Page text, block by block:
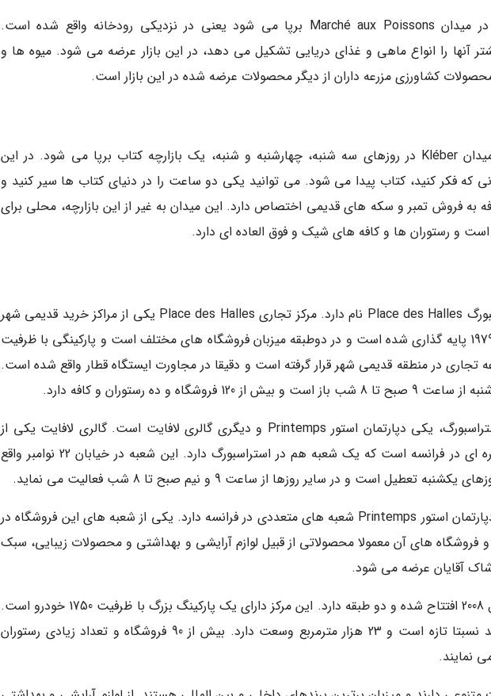
شنبه صبح ها این بازارچه در میدان Marché aux Poissons برپا می شود یعنی در نزدیکی رودخانه واقع شده است.
آنها را انواع ماهی و غذای دریایی تشکیل می دهد، در این بازار عرضه می شود. میوه ها و
محصولات کشاورزی مزرعه داران از دیگر محصولات عرضه شده در این بازار است.
در خیابان Hallebardes و میدان Kléber در روزهای سه شنبه، چهارشنبه و شنبه، یک بازارچه کتاب برپا می شود. در این
که فکر کنید، کتاب پیدا می شود. می توانید یکی دو ساعت را در دنیای کتاب ها سیر کنید و
به فروش تمبر و سکه های قدیمی اختصاص دارد. این میدان به غیر از این بازارچه، محلی برای
و رستوران ها و کافه های شیک و فوق العاده ای دارد.
مهم ترین مرکز خرید استراسبورگ Place des Halles نام دارد. مرکز تجاری Place des Halles یکی از مراکز خرید قدیمی شهر
است. این مجموعه در سال 1979 پایه گذاری شده است و در دوطبقه میزبان فروشگاه های مختلف است و پارکینگی با ظرفیت
تجاری در منطقه قدیمی شهر قرار گرفته است و دقیقا در مجاورت ایستگاه قطار واقع شده است.
و ده رستوران و کافه دارد.
دو دپارتمان استور اصلی استراسبورگ، یکی دپارتمان استور Printemps و دیگری گالری لافایت است. گالری لافایت یکی از
مجموعه فروشگاه های زنجیره ای در فرانسه است که یک شعبه هم در استراسبورگ دارد. این شعبه در خیابان 22 نوامبر واقع
است و در سایر روزها از ساعت 9 و نیم صبح تا 8 شب فعالیت می نماید.
فروشگاه های زنجیره ای یا دپارتمان استور Printemps شعبه های متعددی در فرانسه دارد. یکی از شعبه های این فروشگاه در
فروشگاه های آن معمولا محصولاتی از قبیل لوازم آرایشی و بهداشتی و محصولات زیبایی، سبک
آقایان عرضه می شود.
مرکز خرید Rivetoile در سال 2008 افتتاح شده و دو طبقه دارد. این مرکز دارای یک پارکینگ بزرگ با ظرفیت 1750 خودرو است.
این مجموعه جزو مراکز خرید نسبتا تازه است و 23 هزار مترمربع وسعت دارد. بیش از 90 فروشگاه و تعداد زیادی رستوران
نمایند.